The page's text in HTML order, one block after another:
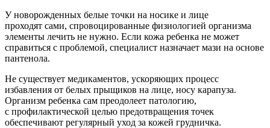
У новорожденных белые точки на носике и лице
проходят сами, спровоцированные физиологией организма
элементы лечить не нужно. Если кожа ребенка не может
справиться с проблемой, специалист назначает мази на основе
пантенола.
Не существует медикаментов, ускоряющих процесс
избавления от белых прыщиков на лице, носу карапуза.
Организм ребенка сам преодолеет патологию,
с профилактической целью предотвращения точек
обеспечивают регулярный уход за кожей грудничка.